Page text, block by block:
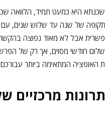
היא כמעט תמיד, הלוואה
של שנה עד שלוש שנים, עם
אבל לא מאוד נפוצה בהקשר
חודשי מסוים, אך רק של
האופציה המתאימה ביותר
מרכזיים